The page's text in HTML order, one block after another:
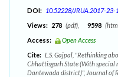
DOI: 10.52228/JRUA.2017-23-
Views: 278 (pdf), 9598
Access:
Open Access
Cite: L.S. Gajpal, "Rethinking
Chhattisgarh State (With special
Dantewada district)", Journal of